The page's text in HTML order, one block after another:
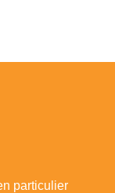
particulier